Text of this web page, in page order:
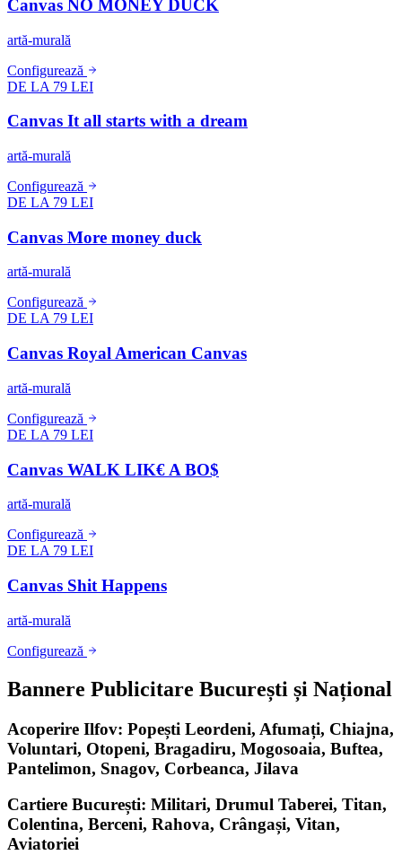
Canvas NO MONEY DUCK
artă-murală
Configurează
DE LA 79 LEI
Canvas It all starts with a dream
artă-murală
Configurează
DE LA 79 LEI
Canvas More money duck
artă-murală
Configurează
DE LA 79 LEI
Canvas Royal American Canvas
artă-murală
Configurează
DE LA 79 LEI
Canvas WALK LIK€ A BO$
artă-murală
Configurează
DE LA 79 LEI
Canvas Shit Happens
artă-murală
Configurează
Bannere Publicitare București și Național
Acoperire Ilfov: Popești Leordeni, Afumați, Chiajna,
Voluntari, Otopeni, Bragadiru, Mogosoaia, Buftea,
Pantelimon, Snagov, Corbeanca, Jilava
Cartiere București: Militari, Drumul Taberei, Titan,
Colentina, Berceni, Rahova, Crângași, Vitan,
Aviatoriei